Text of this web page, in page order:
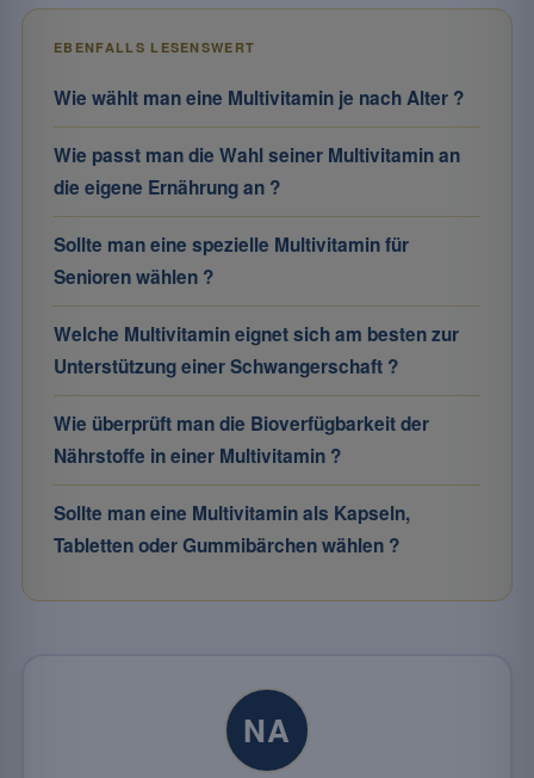
EBENFALLS LESENSWERT
Wie wählt man eine Multivitamin je nach Alter ?
Wie passt man die Wahl seiner Multivitamin an
die eigene Ernährung an ?
Sollte man eine spezielle Multivitamin für
Senioren wählen ?
Welche Multivitamin eignet sich am besten zur
Unterstützung einer Schwangerschaft ?
Wie überprüft man die Bioverfügbarkeit der
Nährstoffe in einer Multivitamin ?
Sollte man eine Multivitamin als Kapseln,
Tabletten oder Gummibärchen wählen ?
NA